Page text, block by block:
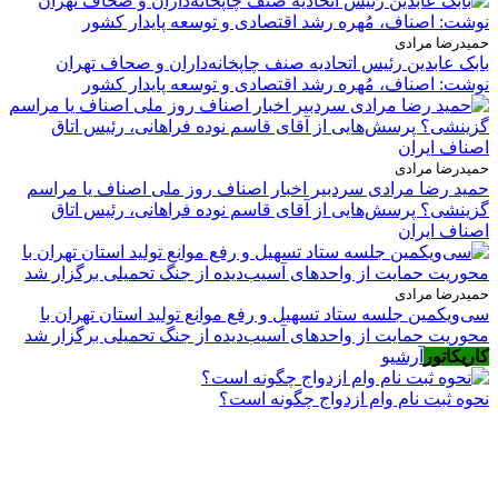
حمیدرضا مرادی
بابک عابدین رئیس اتحادیه صنف چاپخانه‌داران و صحاف تهران
نوشت: اصناف، مُهره رشد اقتصادی و توسعه پایدار کشور
حمیدرضا مرادی
حمید رضا مرادی سردبیر اخبار اصناف روز ملی اصناف یا مراسم
گزینشی؟ پرسش‌هایی از آقای قاسم نوده فراهانی، رئیس اتاق
اصناف ایران
حمیدرضا مرادی
سی‌ویکمین جلسه ستاد تسهیل و رفع موانع تولید استان تهران با
محوریت حمایت از واحدهای آسیب‌دیده از جنگ تحمیلی برگزار شد
کاریکاتور آرشیو
نحوه ثبت نام وام ازدواج چگونه است؟